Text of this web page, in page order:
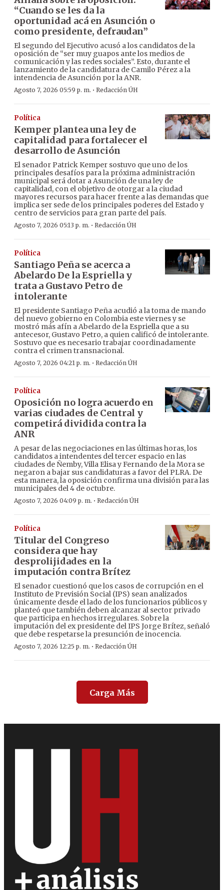
“Cuando se les da la
oportunidad acá en Asunción o
como presidente, defraudan”
El segundo del Ejecutivo acusó a los candidatos de la
oposición de “ser muy guapos ante los medios de
comunicación y las redes sociales”. Esto, durante el
lanzamiento de la candidatura de Camilo Pérez a la
intendencia de Asunción por la ANR.
Agosto 7, 2026 05:59 p. m. · Redacción ÚH
Política
Kemper plantea una ley de
capitalidad para fortalecer el
desarrollo de Asunción
El senador Patrick Kemper sostuvo que uno de los
principales desafíos para la próxima administración
municipal será dotar a Asunción de una ley de
capitalidad, con el objetivo de otorgar a la ciudad
mayores recursos para hacer frente a las demandas que
implica ser sede de los principales poderes del Estado y
centro de servicios para gran parte del país.
Agosto 7, 2026 05:13 p. m. · Redacción ÚH
Política
Santiago Peña se acerca a
Abelardo De la Espriella y
trata a Gustavo Petro de
intolerante
El presidente Santiago Peña acudió a la toma de mando
del nuevo gobierno en Colombia este viernes y se
mostró más afín a Abelardo de la Espriella que a su
antecesor, Gustavo Petro, a quien calificó de intolerante.
Sostuvo que es necesario trabajar coordinadamente
contra el crimen transnacional.
Agosto 7, 2026 04:21 p. m. · Redacción ÚH
Política
Oposición no logra acuerdo en
varias ciudades de Central y
competirá dividida contra la
ANR
A pesar de las negociaciones en las últimas horas, los
candidatos a intendentes del tercer espacio en las
ciudades de Ñemby, Villa Elisa y Fernando de la Mora se
negaron a bajar sus candidaturas a favor del PLRA. De
esta manera, la oposición confirma una división para las
municipales del 4 de octubre.
Agosto 7, 2026 04:09 p. m. · Redacción ÚH
Política
Titular del Congreso
considera que hay
desprolijidades en la
imputación contra Brítez
El senador cuestionó que los casos de corrupción en el
Instituto de Previsión Social (IPS) sean analizados
únicamente desde el lado de los funcionarios públicos y
planteó que también deben alcanzar al sector privado
que participa en hechos irregulares. Sobre la
imputación del ex presidente del IPS Jorge Brítez, señaló
que debe respetarse la presunción de inocencia.
Agosto 7, 2026 12:25 p. m. · Redacción ÚH
Carga Más